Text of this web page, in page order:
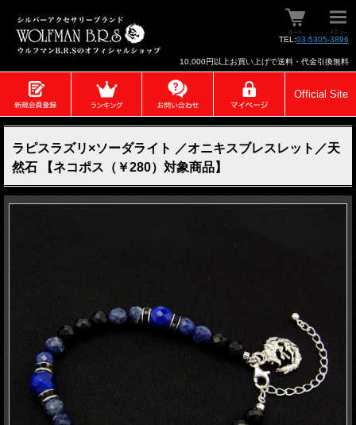
TEL:03-5305-3896
10,000円以上お買い上げで送料・代金引換無料
Official Site
ラピスラズリ×ソーダライト ／オニキスブレスレット／天
然石 【ネコポス（￥280）対象商品】